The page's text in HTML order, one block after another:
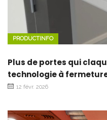
PRODUCTINFO
Plus de portes qui
technologie à
12 févr. 2026